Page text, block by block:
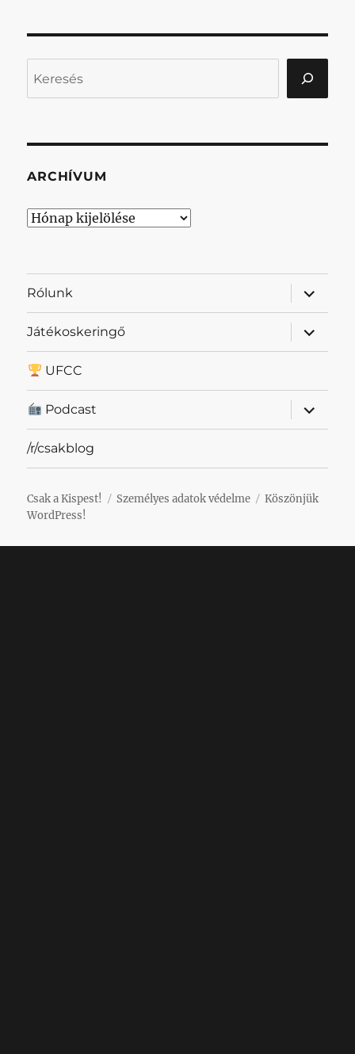
ARCHÍVUM
Archívum
Rólunk
almenü
Játékoskeringő
almenü
UFCC
Podcast
almenü
/r/csakblog
Csak a Kispest! Személyes adatok védelme
Köszönjük
WordPress!